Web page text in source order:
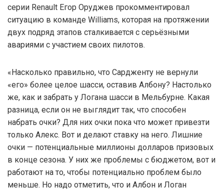
серии Renault Егор Оруджев прокомментировал
ситуацию в команде Williams, которая на протяжении
двух подряд этапов сталкивается с серьёзными
авариями с участием своих пилотов.
«Насколько правильно, что Сардженту не вернули
«его» более целое шасси, оставив Албону? Настолько
же, как и забрать у Логана шасси в Мельбурне. Какая
разница, если он не выглядит так, что способен
набрать очки? Для них очки пока что может привезти
только Алекс. Вот и делают ставку на него. Лишние
очки — потенциальные миллионы долларов призовых
в конце сезона. У них же проблемы с бюджетом, вот и
работают на то, чтобы потенциально проблем было
меньше. Но надо отметить, что и Албон и Логан